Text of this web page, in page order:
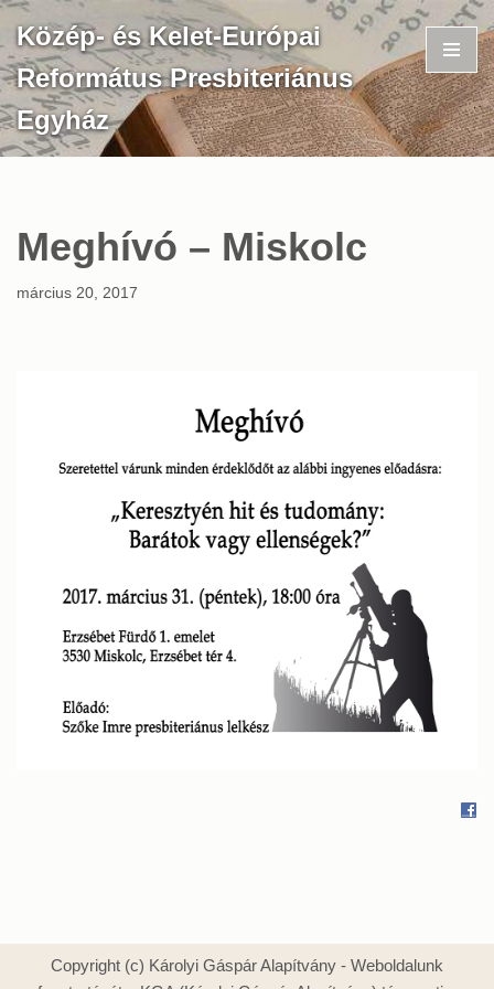
Skip
to
content
Közép- és Kelet-Európai
Református Presbiteriánus
Egyház
Meghívó – Miskolc
március 20, 2017
Copyright (c) Károlyi Gáspár Alapítvány - Weboldalunk